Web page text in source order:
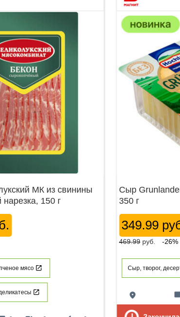
МК из свинины
150 г
мясо
Сыр
350 г
349.99
469.99 руб. -26%
Сыр, творог,
place